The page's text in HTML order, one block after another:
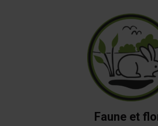
Faune et